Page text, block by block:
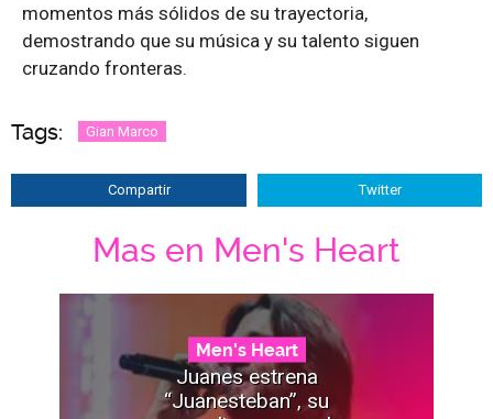
momentos más sólidos de su trayectoria,
demostrando que su música y su talento siguen
cruzando fronteras.
Tags: Gian Marco
Compartir Twitter
Mas en Men's Heart
Men's Heart
Juanes estrena
“Juanesteban”, su